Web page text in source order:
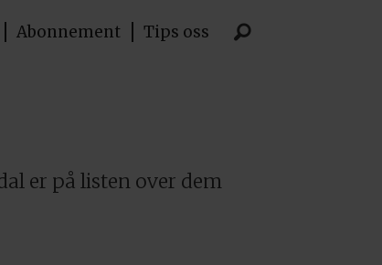
Abonnement Tips oss
er på listen over dem